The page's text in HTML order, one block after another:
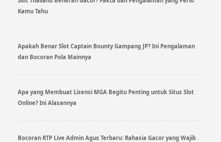
Kamu Tahu
Apakah Benar Slot Captain Bounty Gampang JP? Ini Pengalaman
dan Bocoran Pola Mainnya
Apa yang Membuat Lisensi MGA Begitu Penting untuk Situs Slot
Online? Ini Alasannya
Bocoran RTP Live Admin Agus Terbaru: Rahasia Gacor yang Wajib